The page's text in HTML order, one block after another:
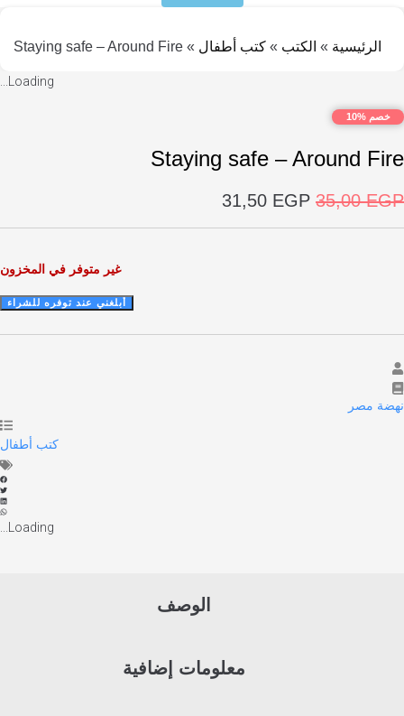
»الكتب»كتب أطفال»
Staying safe – Around Fire
Loading...
Staying safe – Around
35,00 السعر31,50EGP
السعر
غير متوفر في المخزون
مصر
كتب أطفال
Loading...
الوصف
معلومات إضافية